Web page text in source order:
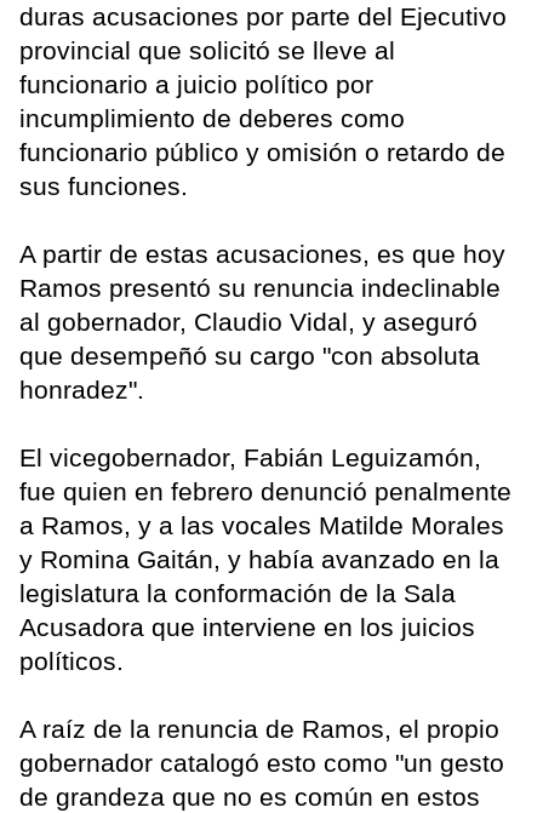
duras acusaciones por parte del Ejecutivo
provincial que solicitó se lleve al
funcionario a juicio político por
incumplimiento de deberes como
funcionario público y omisión o retardo de
sus funciones.
A partir de estas acusaciones, es que hoy
Ramos presentó su renuncia indeclinable
al gobernador, Claudio Vidal, y aseguró
que desempeñó su cargo "con absoluta
honradez".
El vicegobernador, Fabián Leguizamón,
fue quien en febrero denunció penalmente
a Ramos, y a las vocales Matilde Morales
y Romina Gaitán, y había avanzado en la
legislatura la conformación de la Sala
Acusadora que interviene en los juicios
políticos.
A raíz de la renuncia de Ramos, el propio
gobernador catalogó esto como "un gesto
de grandeza que no es común en estos